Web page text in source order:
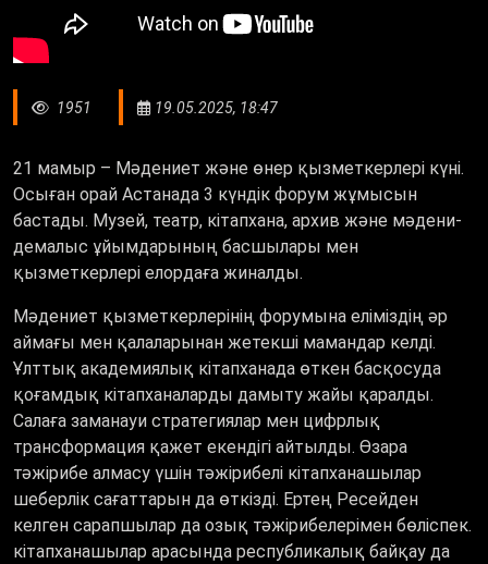
1951 19.05.2025, 18:47
21 мамыр – Мәдениет және өнер қызметкерлері күні.
Осыған орай Астанада 3 күндік форум жұмысын
бастады. Музей, театр, кітапхана, архив және мәдени-
демалыс ұйымдарының басшылары мен
қызметкерлері елордаға жиналды.
Мәдениет қызметкерлерінің форумына еліміздің әр
аймағы мен қалаларынан жетекші мамандар келді.
Ұлттық академиялық кітапханада өткен басқосуда
қоғамдық кітапханаларды дамыту жайы қаралды.
Салаға заманауи стратегиялар мен цифрлық
трансформация қажет екендігі айтылды. Өзара
тәжірибе алмасу үшін тәжірибелі кітапханашылар
шеберлік сағаттарын да өткізді. Ертең Ресейден
келген сарапшылар да озық тәжірибелерімен бөліспек.
кітапханашылар арасында республикалық байқау да